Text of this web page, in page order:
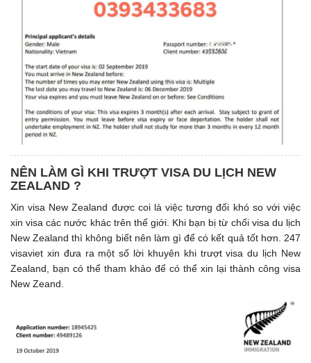
NÊN LÀM GÌ KHI TRƯỢT VISA DU LỊCH NEW
ZEALAND ?
Xin visa New Zealand được coi là việc tương đối khó so với việc
xin visa các nước khác trên thế giới. Khi bạn bị từ chối visa du lịch
New Zealand thì không biết nên làm gì để có kết quả tốt hơn. 247
visaviet xin đưa ra một số lời khuyên khi trượt visa du lịch New
Zealand, bạn có thể tham khảo để có thể xin lại thành công visa
New Zeand.